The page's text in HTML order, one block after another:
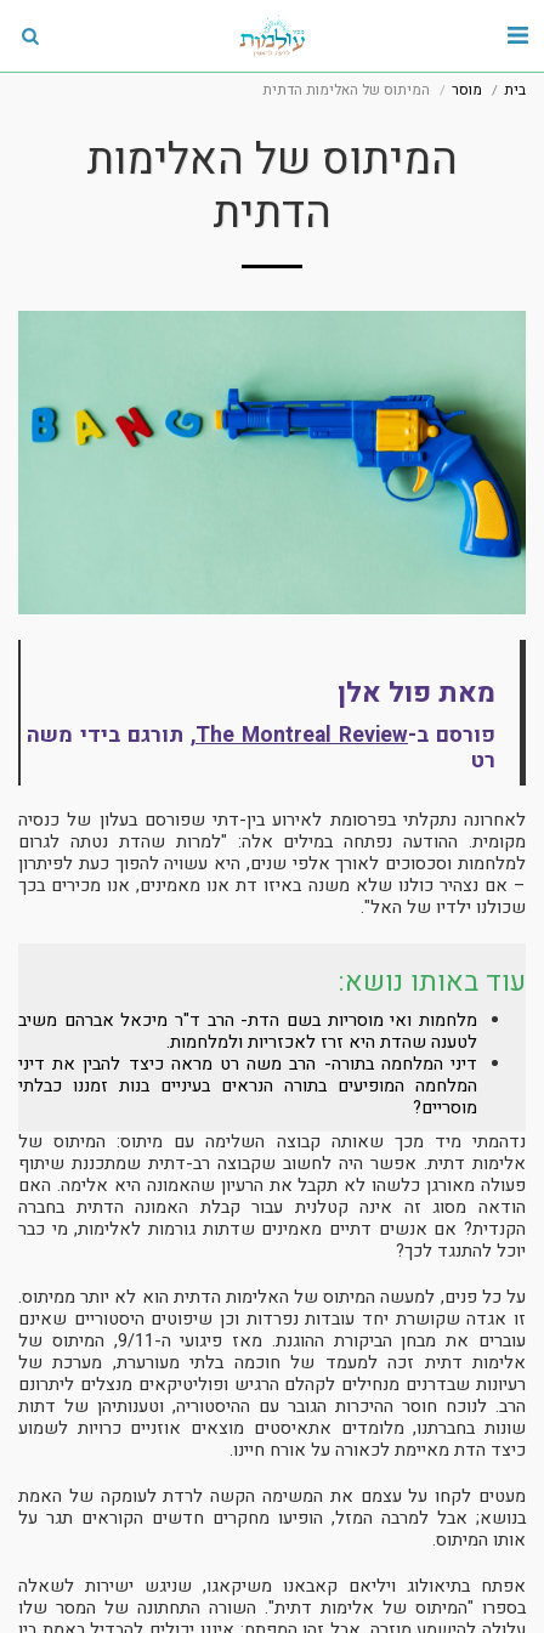
בית מוסר המיתוס של האלימות הדתית
המיתוס של האלימות
הדתית
מאת פול אלן
פורסם ב-The Montreal Review, תורגם בידי משה
רט
לאחרונה נתקלתי בפרסומת לאירוע בין-דתי שפורסם בעלון של כנסיה
מקומית. ההודעה נפתחה במילים אלה: "למרות שהדת נטתה לגרום
למלחמות וסכסוכים לאורך אלפי שנים, היא עשויה להפוך כעת לפיתרון
– אם נצהיר כולנו שלא משנה באיזו דת אנו מאמינים, אנו מכירים בכך
שכולנו ילדיו של האל".
עוד באותו נושא:
מלחמות ואי מוסריות בשם הדת- הרב ד"ר מיכאל אברהם משיב
לטענה שהדת היא זרז לאכזריות ולמלחמות.
דיני המלחמה בתורה- הרב משה רט מראה כיצד להבין את דיני
המלחמה המופיעים בתורה הנראים בעיניים בנות זמננו כבלתי
מוסריים?
נדהמתי מיד מכך שאותה קבוצה השלימה עם מיתוס: המיתוס של
אלימות דתית. אפשר היה לחשוב שקבוצה רב-דתית שמתכננת שיתוף
פעולה מאורגן כלשהו לא תקבל את הרעיון שהאמונה היא אלימה. האם
הודאה מסוג זה אינה קטלנית עבור קבלת האמונה הדתית בחברה
הקנדית? אם אנשים דתיים מאמינים שדתות גורמות לאלימות, מי כבר
יוכל להתנגד לכך?
על כל פנים, למעשה המיתוס של האלימות הדתית הוא לא יותר ממיתוס.
זו אגדה שקושרת יחד עובדות נפרדות וכן שיפוטים היסטוריים שאינם
עוברים את מבחן הביקורת ההוגנת. מאז פיגועי ה-9/11, המיתוס של
אלימות דתית זכה למעמד של חוכמה בלתי מעורערת, מערכת של
רעיונות שבדרנים מנחילים לקהלם הרגיש ופוליטיקאים מנצלים ליתרונם
הרב. לנוכח חוסר ההיכרות הגובר עם ההיסטוריה, וטענותיהן של דתות
שונות בחברתנו, מלומדים אתאיסטים מוצאים אוזניים כרויות לשמוע
כיצד הדת מאיימת לכאורה על אורח חיינו.
מעטים לקחו על עצמם את המשימה הקשה לרדת לעומקה של האמת
בנושא; אבל למרבה המזל, הופיעו מחקרים חדשים הקוראים תגר על
אותו המיתוס.
אפתח בתיאולוג ויליאם קאבאנו משיקאגו, שניגש ישירות לשאלה
בספרו "המיתוס של אלימות דתית". השורה התחתונה של המסר שלו